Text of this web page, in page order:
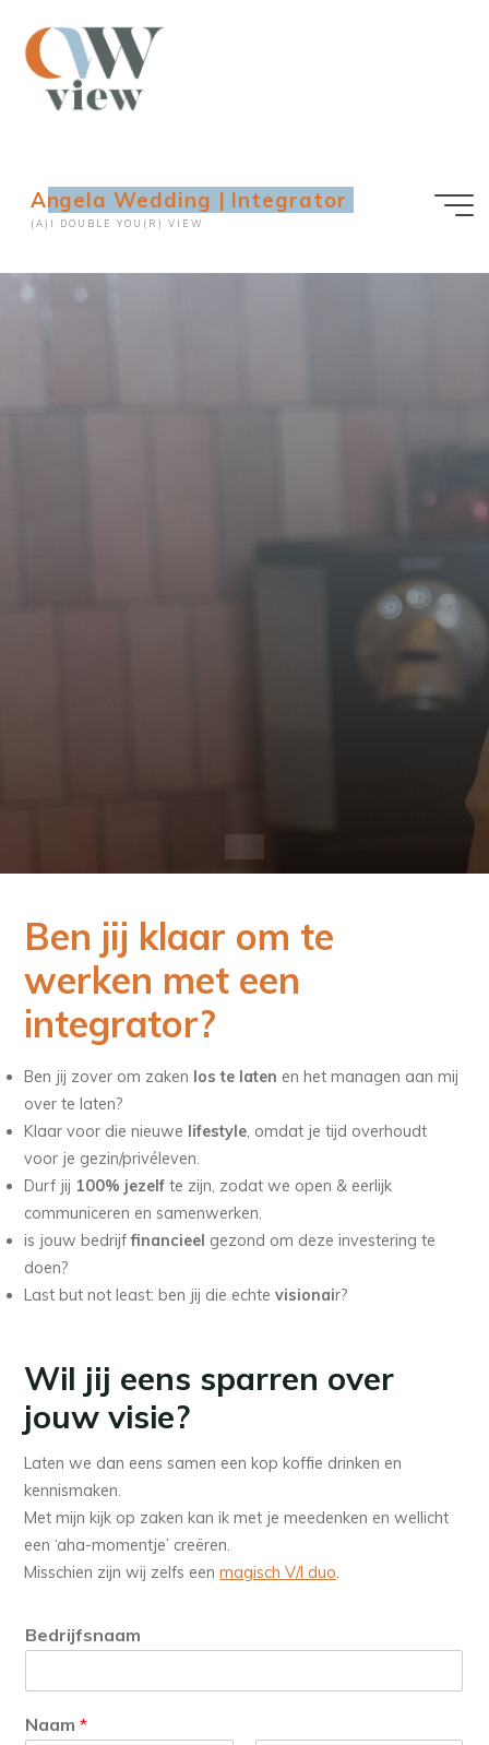
naar
inhoud
Angela Wedding | Integrator
(A)I DOUBLE YOU(R) VIEW
Ben jij klaar om te
werken met een
integrator?
Ben jij zover om zaken los te laten en het managen aan mij
over te laten?
Klaar voor die nieuwe lifestyle, omdat je tijd overhoudt
voor je gezin/privéleven.
Durf jij 100% jezelf te zijn, zodat we open & eerlijk
communiceren en samenwerken.
is jouw bedrijffinancieel gezond om deze investering te
doen?
Last but not least: ben jij die echtevisionair?
Wil jij eens sparren over
jouw visie?
Laten we dan eens samen een kop koffie drinken en
kennismaken.
Met mijn kijk op zaken kan ik met je meedenken en wellicht
een ‘aha-momentje’ creëren.
Misschien zijn wij zelfs eenmagisch V/I duo.
Bedrijfsnaam
Naam*